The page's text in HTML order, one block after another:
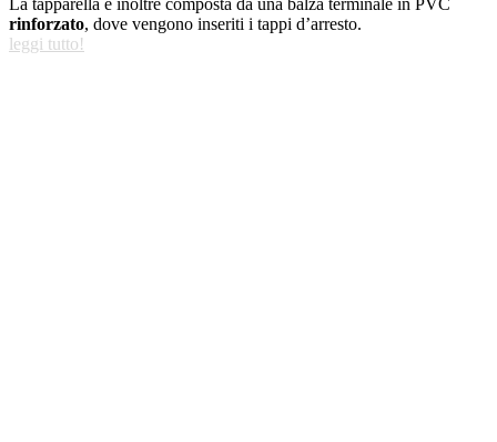
rinforzato, dove vengono inseriti i tappi d’arresto.
leggi tutto!